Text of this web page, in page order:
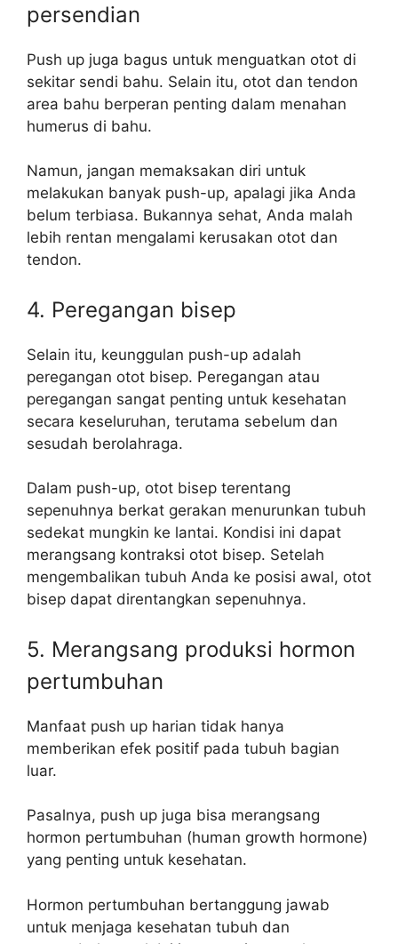
persendian
Push up juga bagus untuk menguatkan otot di
sekitar sendi bahu. Selain itu, otot dan tendon
area bahu berperan penting dalam menahan
humerus di bahu.
Namun, jangan memaksakan diri untuk
melakukan banyak push-up, apalagi jika Anda
belum terbiasa. Bukannya sehat, Anda malah
lebih rentan mengalami kerusakan otot dan
tendon.
4. Peregangan bisep
Selain itu, keunggulan push-up adalah
peregangan otot bisep. Peregangan atau
peregangan sangat penting untuk kesehatan
secara keseluruhan, terutama sebelum dan
sesudah berolahraga.
Dalam push-up, otot bisep terentang
sepenuhnya berkat gerakan menurunkan tubuh
sedekat mungkin ke lantai. Kondisi ini dapat
merangsang kontraksi otot bisep. Setelah
mengembalikan tubuh Anda ke posisi awal, otot
bisep dapat direntangkan sepenuhnya.
5. Merangsang produksi hormon
pertumbuhan
Manfaat push up harian tidak hanya
memberikan efek positif pada tubuh bagian
luar.
Pasalnya, push up juga bisa merangsang
hormon pertumbuhan (human growth hormone)
yang penting untuk kesehatan.
Hormon pertumbuhan bertanggung jawab
untuk menjaga kesehatan tubuh dan